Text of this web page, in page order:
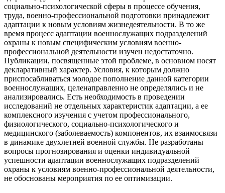
социально-психологической сферы в процессе обучения,
труда, военно-профессиональной подготовки принадлежит
адаптации к новым условиям жизнедеятельности. В то же
время процесс адаптации военнослужащих подразделений
охраны к новым специфическим условиям военно-
профессиональной деятельности изучен недостаточно.
Публикации, посвященные этой проблеме, в основном носят
декларативный характер. Условия, к которым должно
приспосабливаться молодое пополнение данной категории
военнослужащих, целенаправленно не определялись и не
анализировались. Есть необходимость в проведении
исследований не отдельных характеристик адаптации, а ее
комплексного изучения с учетом профессионального,
физиологического, социально-психологического и
медицинского (заболеваемость) компонентов, их взаимосвязи
в динамике двухлетней военной службы. Не разработаны
вопросы прогнозирования и оценки индивидуальной
успешности адаптации военнослужащих подразделений
охраны к условиям военно-профессиональной деятельности,
не обоснованы мероприятия по ее оптимизации.